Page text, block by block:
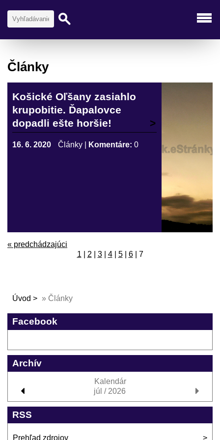
Články
Košické Oľšany zasiahlo
krupobitie. Ďapalovce
dopadli ešte horšie!
16. 6. 2020 Články Komentáre: 0
« predchádzajúci
1
2 3 4 5 6 7
Úvod » Články
Facebook
Archív
Kalendár
júl / 2026
RSS
Prehľad zdrojov